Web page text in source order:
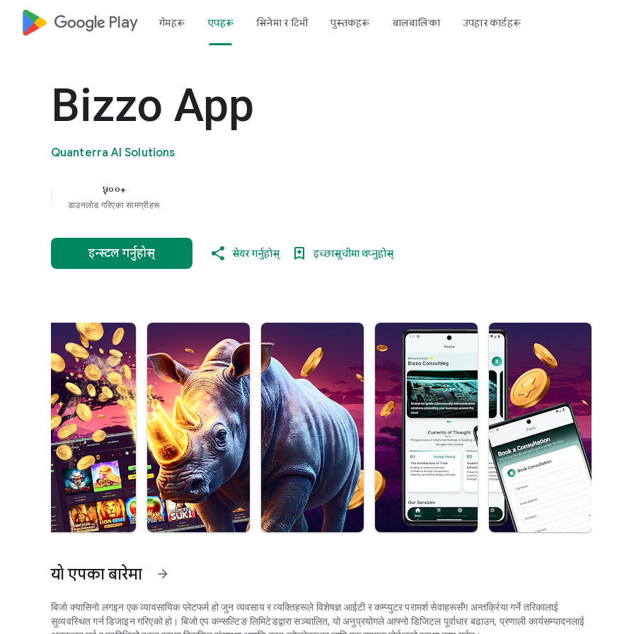
google_logo Play गेमहरू एपहरू सिनेमा र टिभी पुस्तकहरू बालबालिका उपहार कार्डहरू
Bizzo App
Quanterra AI Solutions
५००+
डाउनलोड गरिएका सामग्रीहरू
इन्स्टल गर्नुहोस् सेयर गर्नुहोस् इच्छासूचीमा थप्नुहोस्
यो एपका बारेमा arrow_forward
बिजो क्यासिनो लगइन एक व्यावसायिक प्लेटफर्म हो जुन व्यवसाय र व्यक्तिहरूले विशेषज्ञ आईटी र कम्प्युटर परामर्श सेवाहरूसँग अन्तर्क्रिया गर्ने तरिकालाई
सुव्यवस्थित गर्न डिजाइन गरिएको हो। बिजो एप कन्सल्टिङ लिमिटेडद्वारा सञ्चालित, यो अनुप्रयोगले आफ्नो डिजिटल पूर्वाधार बढाउन, प्रणाली कार्यसम्पादनलाई